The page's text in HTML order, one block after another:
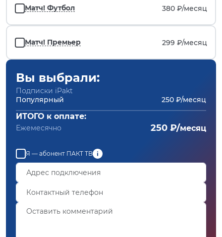
Матч! Футбол 380 ₽/месяц
Матч! Премьер 299 ₽/месяц
Вы выбрали:
Подписки iPakt
Популярный
250 ₽/месяц
ИТОГО к оплате:
Ежемесячно 250 ₽/месяц
Я — абонент ПАКТ ТВ